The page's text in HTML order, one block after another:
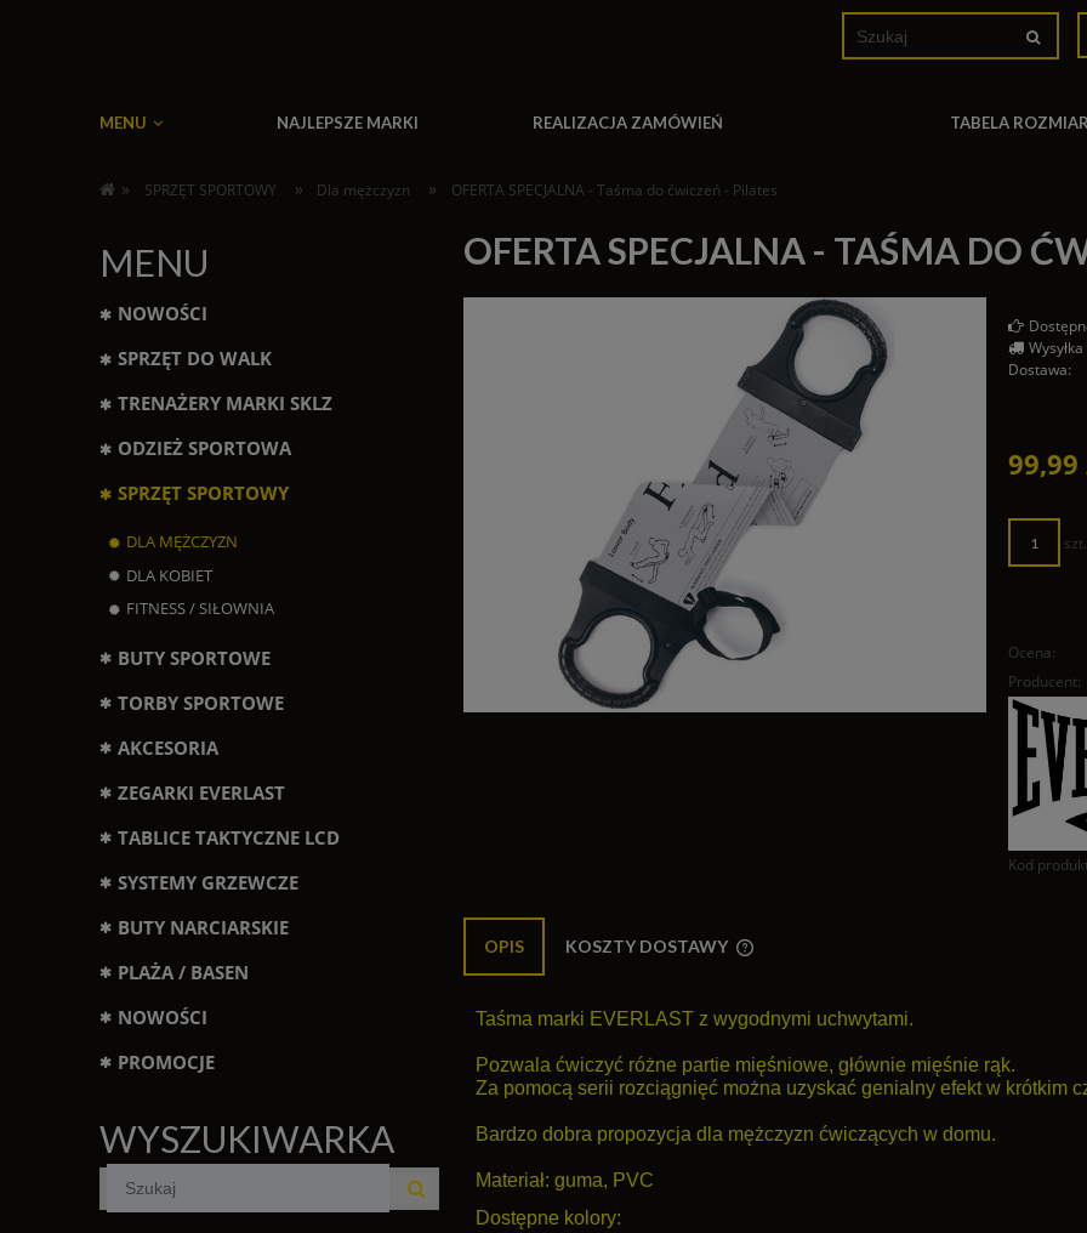
MENU NAJLEPSZE MARKI REALIZACJA ZAMÓWIEŃ TABELA
» SPRZĘT SPORTOWY » Dla mężczyzn » OFERTA SPECJALNA - Taśma do ćwiczeń - Pilates
MENU
NOWOŚCI
SPRZĘT DO WALK
TRENAŻERY MARKI SKLZ
ODZIEŻ SPORTOWA
SPRZĘT SPORTOWY
DLA MĘŻCZYZN
DLA KOBIET
FITNESS / SIŁOWNIA
BUTY SPORTOWE
TORBY SPORTOWE
AKCESORIA
ZEGARKI EVERLAST
TABLICE TAKTYCZNE LCD
SYSTEMY GRZEWCZE
BUTY NARCIARSKIE
PLAŻA / BASEN
NOWOŚCI
PROMOCJE
WYSZUKIWARKA
OFERTA SPECJALNA - TAŚMA DO
Wysyłka
Dostawa:
99,99
szt.
Ocena:
Producent:
Kod
OPIS KOSZTY DOSTAWY
CENA NIE ZAWIERA EWENTUALNYCH
KOSZTÓW PŁATNOŚCI
Taśma marki EVERLAST z wygodnymi uchwytami.
Pozwala ćwiczyć różne partie mięśniowe, głównie mięśnie rąk.
Za pomocą serii rozciągnięć można uzyskać genialny efekt w krótkim
Bardzo dobra propozycja dla mężczyzn ćwiczących w domu.
Materiał: guma, PVC
Dostępne kolory: